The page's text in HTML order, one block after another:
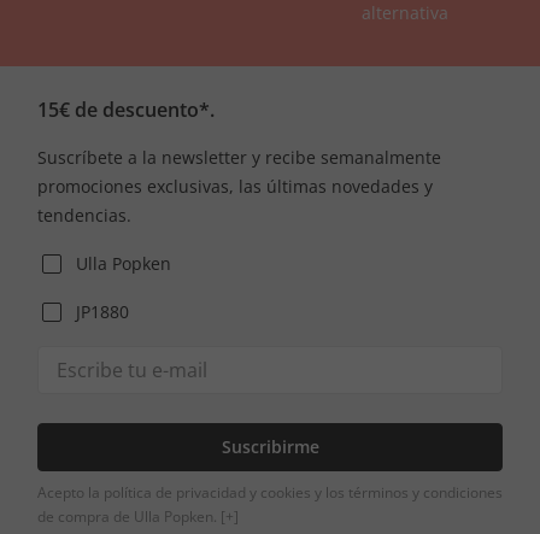
alternativa
15€ de descuento*.
Suscríbete a la newsletter y recibe semanalmente
promociones exclusivas, las últimas novedades y
tendencias.
Ulla Popken
JP1880
Suscribirme
Acepto la política de privacidad y cookies y los términos y condiciones
de compra de Ulla Popken. [+]